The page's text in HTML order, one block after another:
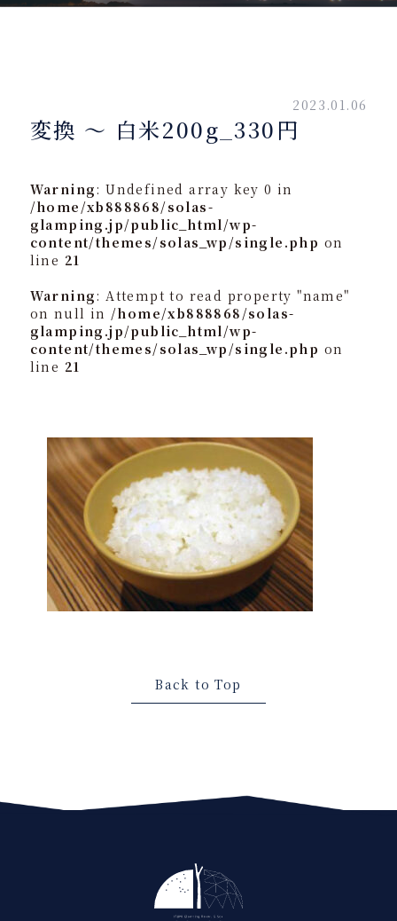
2023.01.06
変換 ～ 白米200g_330円
Warning: Undefined array key 0 in
/home/xb888868/solas-
glamping.jp/public_html/wp-
content/themes/solas_wp/single.php on
line 21
Warning: Attempt to read property "name"
on null in /home/xb888868/solas-
glamping.jp/public_html/wp-
content/themes/solas_wp/single.php on
line 21
Back to Top